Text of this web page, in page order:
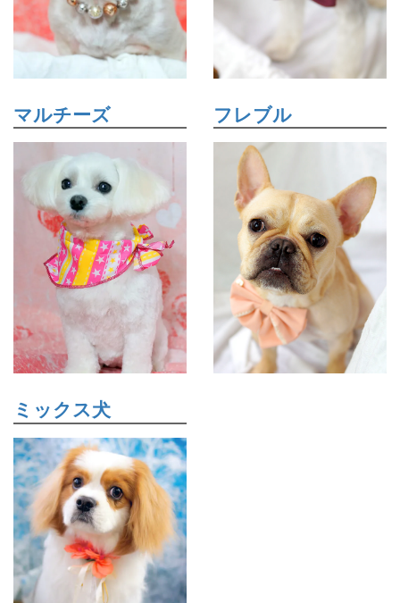
マルチーズ フレブル
ミックス犬